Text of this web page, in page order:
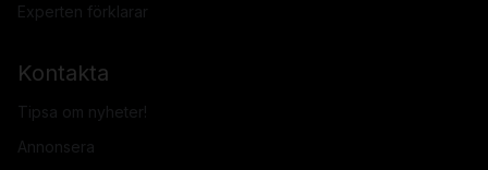
Experten förklarar
Kontakta
Tipsa om nyheter!
Annonsera